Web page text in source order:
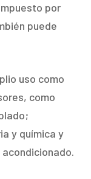
por
puede
uso como
como
y química y